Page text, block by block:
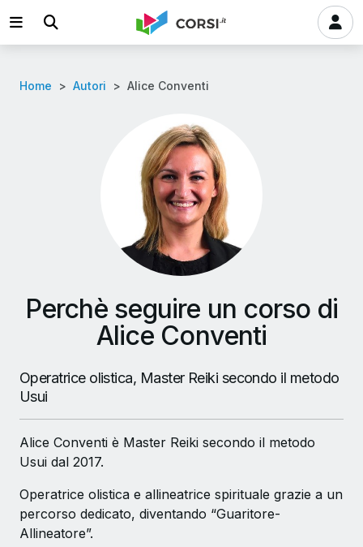
Home Autori Alice Conventi
Perchè seguire un corso di
Alice Conventi
Operatrice olistica, Master Reiki secondo il metodo
Usui
Alice Conventi è Master Reiki secondo il metodo
Usui dal 2017.
Operatrice olistica e allineatrice spirituale grazie a un
percorso dedicato, diventando “Guaritore-
Allineatore”.